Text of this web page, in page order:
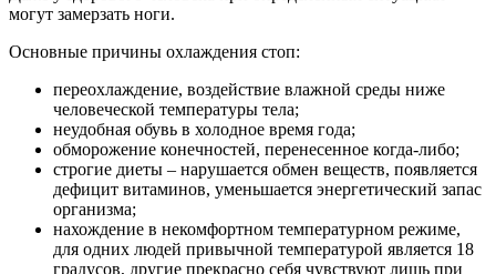
могут замерзать ноги.
Основные причины охлаждения стоп:
переохлаждение, воздействие влажной среды ниже
человеческой температуры тела;
неудобная обувь в холодное время года;
обморожение конечностей, перенесенное когда-либо;
строгие диеты – нарушается обмен веществ, появляется
дефицит витаминов, уменьшается энергетический запас
организма;
нахождение в некомфортном температурном режиме,
для одних людей привычной температурой является 18
градусов, другие прекрасно себя чувствуют лишь при